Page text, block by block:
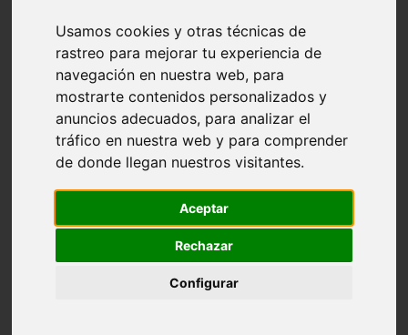
Usamos cookies y otras técnicas de
rastreo para mejorar tu experiencia de
navegación en nuestra web, para
mostrarte contenidos personalizados y
anuncios adecuados, para analizar el
tráfico en nuestra web y para comprender
de donde llegan nuestros visitantes.
Aceptar
Rechazar
Configurar
protagonistas
reptiles
adopci n
ferias
higiene
snacks
acuario
iberzoo propet
estanques
conejos
navidad